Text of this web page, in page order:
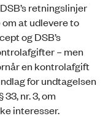
retningslinjer
at udlevere to
og DSB’s
– men
en kontrolafgift
for undtagelsen
nr. 3, om
interesser.